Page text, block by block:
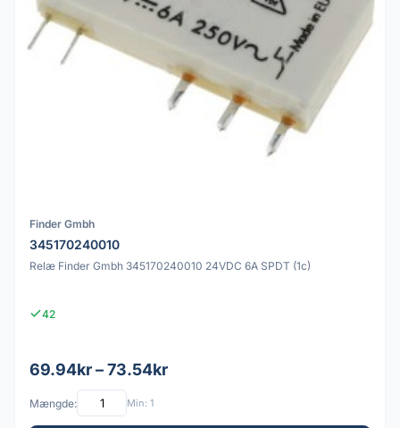
Finder Gmbh
345170240010
Relæ Finder Gmbh 345170240010 24VDC 6A SPDT (1c)
42
69.94kr – 73.54kr
Mængde: Min: 1